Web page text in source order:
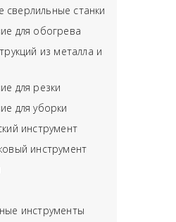
сверлильные станки
для обогрева
из металла и
для резки
для уборки
инструмент
инструмент
инструменты